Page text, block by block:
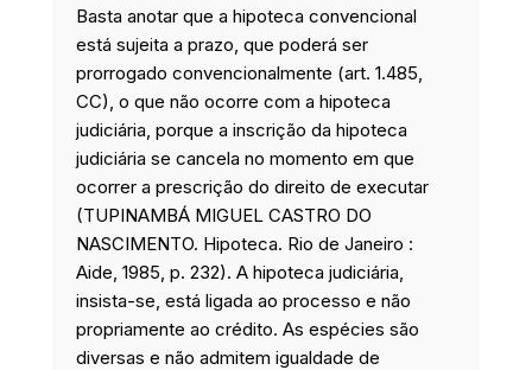
Basta anotar que a hipoteca convencional
está sujeita a prazo, que poderá ser
prorrogado convencionalmente (art. 1.485,
CC), o que não ocorre com a hipoteca
judiciária, porque a inscrição da hipoteca
judiciária se cancela no momento em que
ocorrer a prescrição do direito de executar
(TUPINAMBÁ MIGUEL CASTRO DO
NASCIMENTO. Hipoteca. Rio de Janeiro :
Aide, 1985, p. 232). A hipoteca judiciária,
insista-se, está ligada ao processo e não
propriamente ao crédito. As espécies são
diversas e não admitem igualdade de